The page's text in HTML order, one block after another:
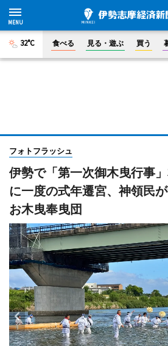
32°C 食べる 見る・遊ぶ 買う
フォトフラッシュ
伊勢で「第一次御木曳行事
に一度の式年遷宮、神領民
お木曳奉曳団